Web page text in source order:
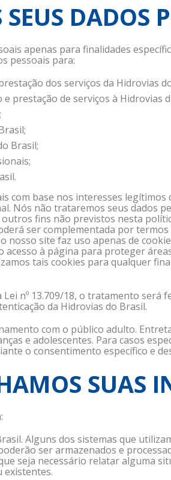
DADOS
apenas para finalidades
pessoais para:
dos serviços da Hidrovias
prestação de serviços à Hidrovias
Brasil;
com base nos interesses
Nós não trataremos seus dados
fins não previstos nesta
ser complementada por
site faz uso apenas de
acesso à página para proteger
tais cookies para qualquer
nº 13.709/18, o tratamento
da Hidrovias do Brasil.
com o público adulto.
e adolescentes. Para casos
o consentimento específico e
SUAS
Alguns dos sistemas que
ser armazenados e
seja necessário relatar alguma
existentes.